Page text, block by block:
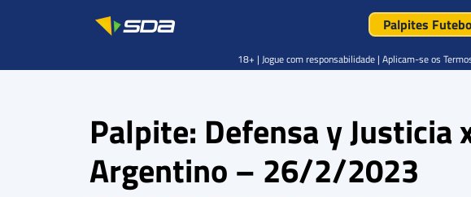
Palpites
Palpite: Defensa y
Argentino – 26/2/2023
18+ | Jogue com responsabilidade | Aplicam-se os